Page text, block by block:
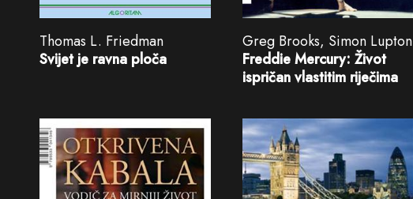
Thomas L. Friedman
Svijet je ravna ploča
Greg Brooks, Simon Lupton
Freddie Mercury: Život
ispričan vlastitim riječima